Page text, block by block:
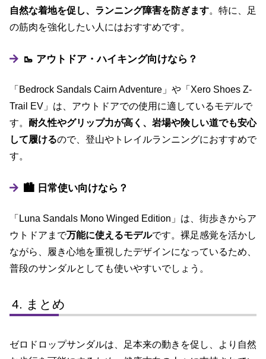
自然な着地を促し、ランニング障害を防ぎます。特に、足
の筋肉を強化したい人にはおすすめです。
🥾 アウトドア・ハイキング向けなら？
「Bedrock Sandals Cairn Adventure」や「Xero Shoes Z-
Trail EV」は、アウトドアでの使用に適しているモデルで
す。 耐久性やグリップ力が高く、岩場や険しい道でも安心
して履けるので、登山やトレイルランニングにおすすめで
す。
🏙 日常使い向けなら？
「Luna Sandals Mono Winged Edition」は、街歩きからア
ウトドアまで万能に使えるモデルです。裸足感覚を活かし
ながら、履き心地を重視したデザインになっているため、
普段のサンダルとしても使いやすいでしょう。
まとめ
ゼロドロップサンダルは、足本来の動きを促し、より自然